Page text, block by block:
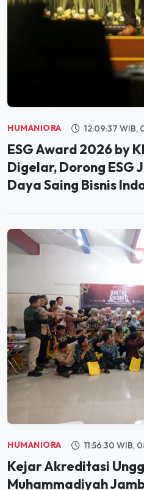
HUMANIORA 12:09:37 WIB,
ESG Award 2026 by
Digelar, Dorong ESG
Daya Saing Bisnis
HUMANIORA 11:56:30 WIB,
Kejar Akreditasi
Muhammadiyah
Arqam Dosen dan